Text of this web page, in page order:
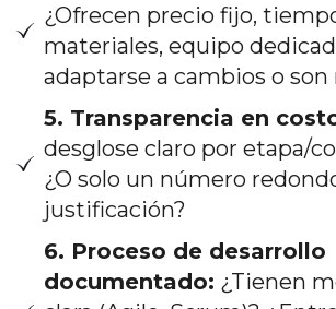
¿Ofrecen precio fijo,
materiales, equipo
adaptarse a cambios o son
5. Transparencia en
desglose claro por etapa/
¿O solo un número
justificación?
6. Proceso de desarrollo
documentado: ¿Tienen